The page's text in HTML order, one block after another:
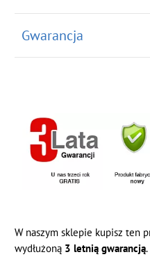
Gwarancja
W naszym sklepie kupisz ten
wydłużoną 3 letnią gwarancją.